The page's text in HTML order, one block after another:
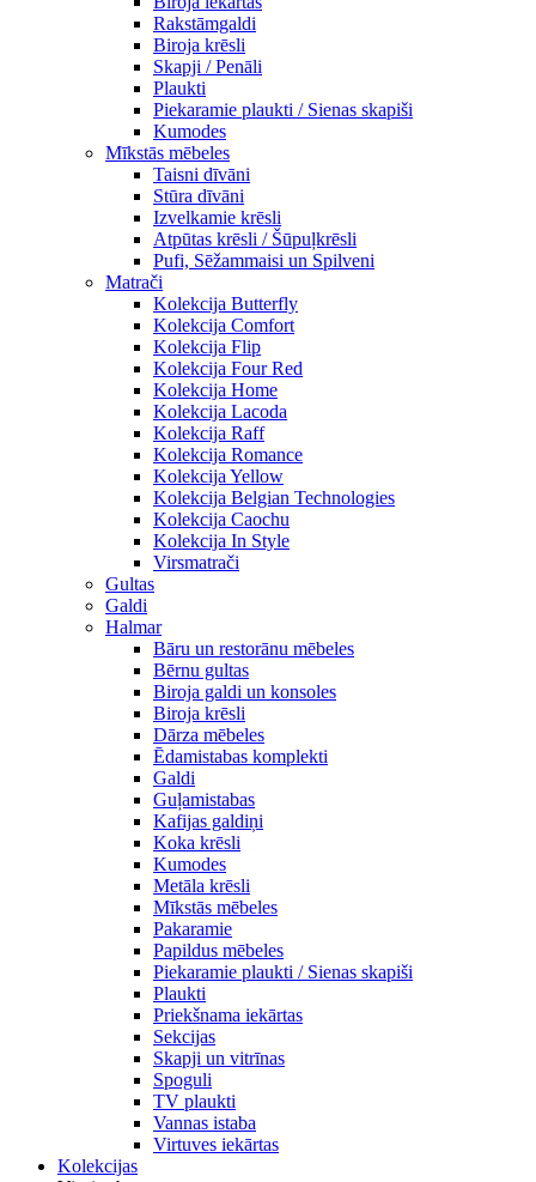
Rakstāmgaldi
Biroja krēsli
Skapji / Penāli
Plaukti
Piekaramie plaukti / Sienas skapiši
Kumodes
Mīkstās mēbeles
Taisni dīvāni
Stūra dīvāni
Izvelkamie krēsli
Atpūtas krēsli / Šūpuļkrēsli
Pufi, Sēžammaisi un Spilveni
Matrači
Kolekcija Butterfly
Kolekcija Comfort
Kolekcija Flip
Kolekcija Four Red
Kolekcija Home
Kolekcija Lacoda
Kolekcija Raff
Kolekcija Romance
Kolekcija Yellow
Kolekcija Belgian Technologies
Kolekcija Caochu
Kolekcija In Style
Virsmatrači
Gultas
Galdi
Halmar
Bāru un restorānu mēbeles
Bērnu gultas
Biroja galdi un konsoles
Biroja krēsli
Dārza mēbeles
Ēdamistabas komplekti
Galdi
Guļamistabas
Kafijas galdiņi
Koka krēsli
Kumodes
Metāla krēsli
Mīkstās mēbeles
Pakaramie
Papildus mēbeles
Piekaramie plaukti / Sienas skapiši
Plaukti
Priekšnama iekārtas
Sekcijas
Skapji un vitrīnas
Spoguli
TV plaukti
Vannas istaba
Virtuves iekārtas
Kolekcijas